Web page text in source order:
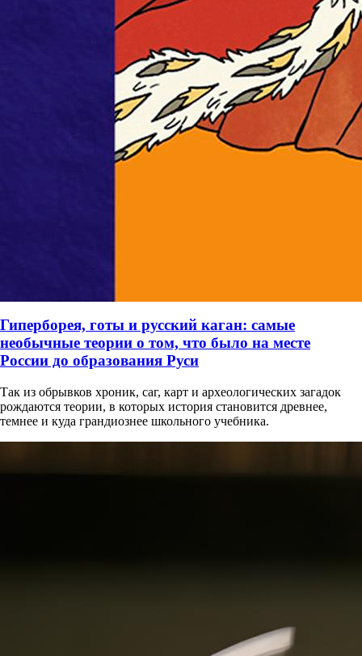
Гиперборея, готы и русский каган: самые
необычные теории о том, что было на месте
России до образования Руси
Так из обрывков хроник, саг, карт и археологических загадок
рождаются теории, в которых история становится древнее,
темнее и куда грандиознее школьного учебника.